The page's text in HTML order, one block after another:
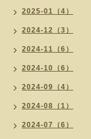
2025-01（4）
2024-12（3）
2024-11（6）
2024-10（6）
2024-09（4）
2024-08（1）
2024-07（6）